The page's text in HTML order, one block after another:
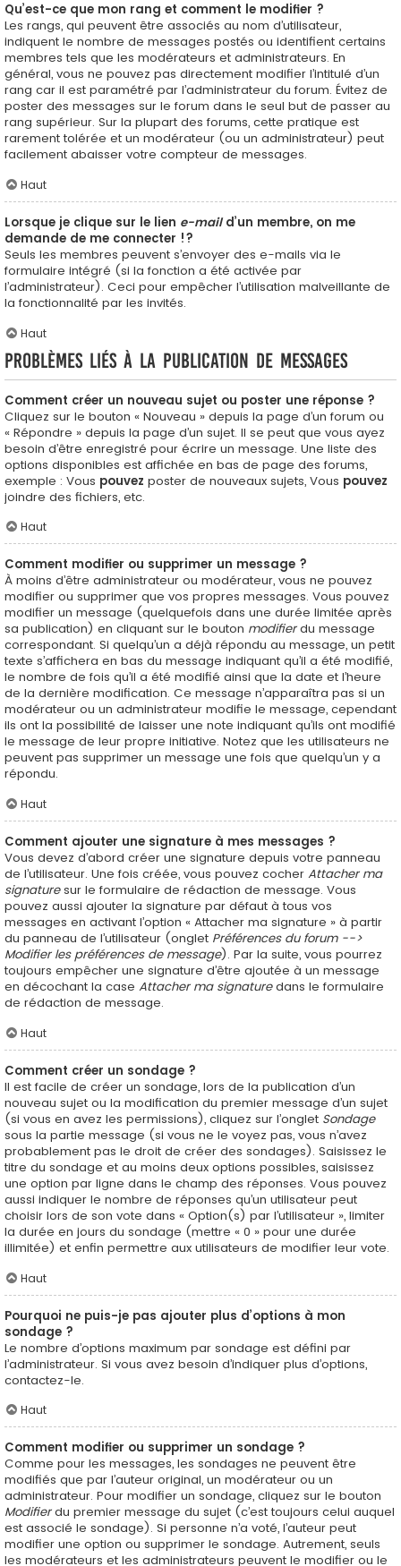
Qu’est-ce que mon rang et comment le modifier ?
Les rangs, qui peuvent être associés au nom d’utilisateur,
indiquent le nombre de messages postés ou identifient certains
membres tels que les modérateurs et administrateurs. En
général, vous ne pouvez pas directement modifier l’intitulé d’un
rang car il est paramétré par l’administrateur du forum. Évitez de
poster des messages sur le forum dans le seul but de passer au
rang supérieur. Sur la plupart des forums, cette pratique est
rarement tolérée et un modérateur (ou un administrateur) peut
facilement abaisser votre compteur de messages.
Haut
Lorsque je clique sur le lien e-maild’un membre, on me
demande de me connecter !?
Seuls les membres peuvent s’envoyer des e-mails via le
formulaire intégré (si la fonction a été activée par
l’administrateur). Ceci pour empêcher l’utilisation malveillante de
la fonctionnalité par les invités.
Haut
Problèmes liés à la publication de messages
Comment créer un nouveau sujet ou poster une réponse ?
Cliquez sur le bouton « Nouveau » depuis la page d’un forum ou
« Répondre » depuis la page d’un sujet. Il se peut que vous ayez
besoin d’être enregistré pour écrire un message. Une liste des
options disponibles est affichée en bas de page des forums,
exemple : Vous pouvez poster de nouveaux sujets, Vous pouvez
joindre des fichiers, etc.
Haut
Comment modifier ou supprimer un message ?
À moins d’être administrateur ou modérateur, vous ne pouvez
modifier ou supprimer que vos propres messages. Vous pouvez
modifier un message (quelquefois dans une durée limitée après
sa publication) en cliquant sur le bouton modifierdu message
correspondant. Si quelqu’un a déjà répondu au message, un petit
texte s’affichera en bas du message indiquant qu’il a été modifié,
le nombre de fois qu’il a été modifié ainsi que la date et l’heure
de la dernière modification. Ce message n’apparaîtra pas si un
modérateur ou un administrateur modifie le message, cependant
ils ont la possibilité de laisser une note indiquant qu’ils ont modifié
le message de leur propre initiative. Notez que les utilisateurs ne
peuvent pas supprimer un message une fois que quelqu’un y a
répondu.
Haut
Comment ajouter une signature à mes messages ?
Vous devez d’abord créer une signature depuis votre panneau
de l’utilisateur. Une fois créée, vous pouvez cocher Attacher ma
signaturesur le formulaire de rédaction de message. Vous
pouvez aussi ajouter la signature par défaut à tous vos
messages en activant l’option « Attacher ma signature » à partir
du panneau de l’utilisateur (onglet Préférences du forum -->
Modifier les préférences de message). Par la suite, vous pourrez
toujours empêcher une signature d’être ajoutée à un message
en décochant la case Attacher ma signaturedans le formulaire
de rédaction de message.
Haut
Comment créer un sondage ?
Il est facile de créer un sondage, lors de la publication d’un
nouveau sujet ou la modification du premier message d’un sujet
(si vous en avez les permissions), cliquez sur l’onglet Sondage
sous la partie message (si vous ne le voyez pas, vous n’avez
probablement pas le droit de créer des sondages). Saisissez le
titre du sondage et au moins deux options possibles, saisissez
une option par ligne dans le champ des réponses. Vous pouvez
aussi indiquer le nombre de réponses qu’un utilisateur peut
choisir lors de son vote dans « Option(s) par l’utilisateur », limiter
la durée en jours du sondage (mettre « 0 » pour une durée
illimitée) et enfin permettre aux utilisateurs de modifier leur vote.
Haut
Pourquoi ne puis-je pas ajouter plus d’options à mon
sondage ?
Le nombre d’options maximum par sondage est défini par
l’administrateur. Si vous avez besoin d’indiquer plus d’options,
contactez-le.
Haut
Comment modifier ou supprimer un sondage ?
Comme pour les messages, les sondages ne peuvent être
modifiés que par l’auteur original, un modérateur ou un
administrateur. Pour modifier un sondage, cliquez sur le bouton
Modifierdu premier message du sujet (c’est toujours celui auquel
est associé le sondage). Si personne n’a voté, l’auteur peut
modifier une option ou supprimer le sondage. Autrement, seuls
les modérateurs et les administrateurs peuvent le modifier ou le